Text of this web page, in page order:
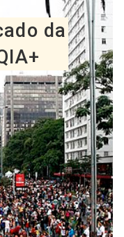
defende
continuar,